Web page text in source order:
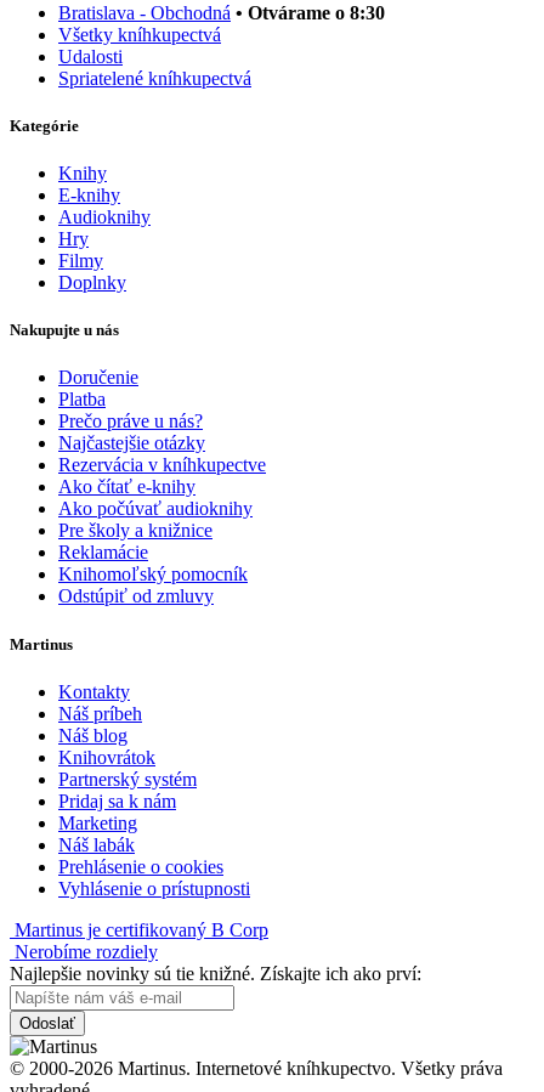
Bratislava - Obchodná • Otvárame o 8:30
Všetky kníhkupectvá
Udalosti
Spriatelené kníhkupectvá
Kategórie
Knihy
E-knihy
Audioknihy
Hry
Filmy
Doplnky
Nakupujte u nás
Doručenie
Platba
Prečo práve u nás?
Najčastejšie otázky
Rezervácia v kníhkupectve
Ako čítať e-knihy
Ako počúvať audioknihy
Pre školy a knižnice
Reklamácie
Knihomoľský pomocník
Odstúpiť od zmluvy
Martinus
Kontakty
Náš príbeh
Náš blog
Knihovrátok
Partnerský systém
Pridaj sa k nám
Marketing
Náš labák
Prehlásenie o cookies
Vyhlásenie o prístupnosti
Martinus je certifikovaný B Corp
Nerobíme rozdiely
Najlepšie novinky sú tie knižné. Získajte ich ako prví:
Odoslať
© 2000-2026 Martinus. Internetové kníhkupectvo. Všetky práva